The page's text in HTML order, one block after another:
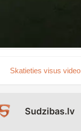
Skatieties visus video
Sudzibas.lv